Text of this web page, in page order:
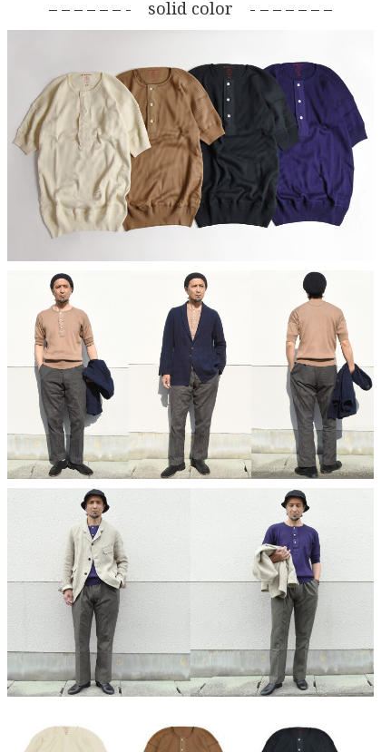
– – – – – – - solid color - – – – – – –